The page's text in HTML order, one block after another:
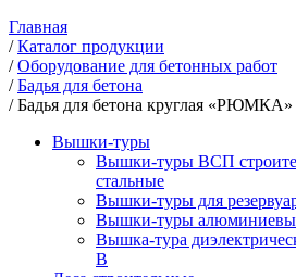
Главная
/Каталог продукции
/Оборудование для бетонных работ
/Бадья для бетона
/Бадья для бетона круглая «РЮМКА»
Вышки-туры
Вышки-туры ВСП
стальные
Вышки-туры для
Вышки-туры
Вышка-тура
В